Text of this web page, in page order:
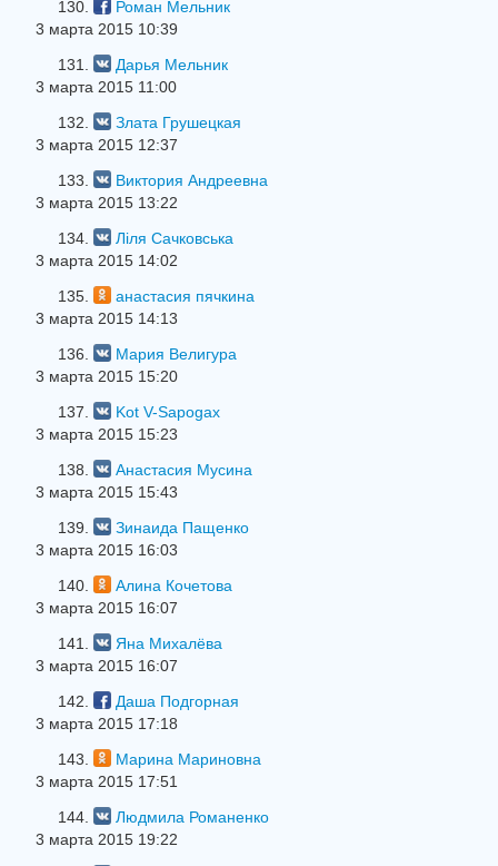
130.
Роман Мельник
3 марта 2015 10:39
131.
Дарья Мельник
3 марта 2015 11:00
132.
Злата Грушецкая
3 марта 2015 12:37
133.
Виктория Андреевна
3 марта 2015 13:22
134.
Ліля Сачковська
3 марта 2015 14:02
135.
анастасия пячкина
3 марта 2015 14:13
136.
Мария Велигура
3 марта 2015 15:20
137.
Kot V-Sapogax
3 марта 2015 15:23
138.
Анастасия Мусина
3 марта 2015 15:43
139.
Зинаида Пащенко
3 марта 2015 16:03
140.
Алина Кочетова
3 марта 2015 16:07
141.
Яна Михалёва
3 марта 2015 16:07
142.
Даша Подгорная
3 марта 2015 17:18
143.
Марина Мариновна
3 марта 2015 17:51
144.
Людмила Романенко
3 марта 2015 19:22